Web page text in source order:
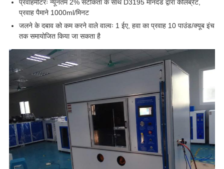
प्रवाहमीटरः न्यूनतम 2% सटीकता के साथ D3195 मानदंड द्वारा कैलिब्रेट,
प्रवाह पैमाने 1000ml/मिनट
जलने के दबाव को कम करने वाले वाल्वः 1 ईए, हवा का प्रवाह 10 पाउंड/क्यूब इंच
तक समायोजित किया जा सकता है